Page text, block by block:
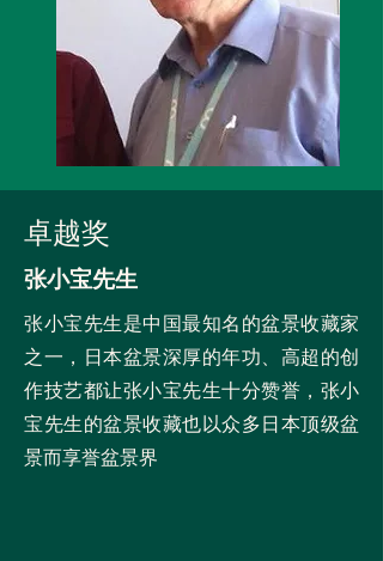
卓越奖
张小宝先生
张小宝先生是中国最知名的盆景收藏家
之一，日本盆景深厚的年功、高超的创
作技艺都让张小宝先生十分赞誉，张小
宝先生的盆景收藏也以众多日本顶级盆
景而享誉盆景界